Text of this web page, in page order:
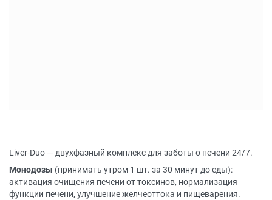
Liver-Duo — двухфазный комплекс для заботы о печени 24/7.
Монодозы (принимать утром 1 шт. за 30 минут до еды):
активация очищения печени от токсинов, нормализация
функции печени, улучшение желчеоттока и пищеварения.